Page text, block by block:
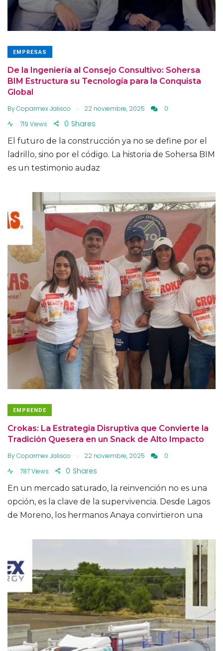
EMPRESAS
De la Ingeniería al Consejo Consultivo: Sohersa
BIM Estructura su Tecnología para la Conquista
Global
ByCoparmex Jalisco . 22 noviembre, 2025
0
719 Views
Shares
0
El futuro de la construcción ya no se define por el
ladrillo, sino por el código. La historia de Sohersa BIM
es un testimonio audaz
EMPRENDE
Crokas: La Estrategia Disruptiva que Convierte la
Tradición Quesera en un Snack de Alto Impacto
ByCoparmex Jalisco . 22 noviembre, 2025
0
787 Views
Shares
0
En un mercado saturado, la reinvención no es una
opción, es la clave de la supervivencia. Desde Lagos
de Moreno, los hermanos Anaya convirtieron una